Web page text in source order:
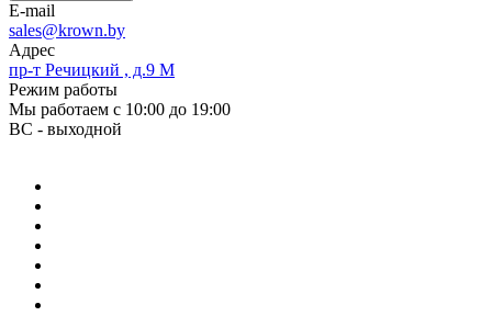
E-mail
sales@krown.by
Адрес
пр-т Речицкий , д.9 М
Режим работы
Мы работаем с 10:00 до 19:00
ВС - выходной